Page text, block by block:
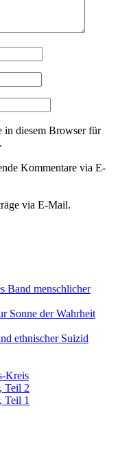
in diesem Browser für
Kommentare via E-
via E-Mail.
Band menschlicher
Sonne der Wahrheit
ethnischer Suizid
Kreis
Teil 2
Teil 1